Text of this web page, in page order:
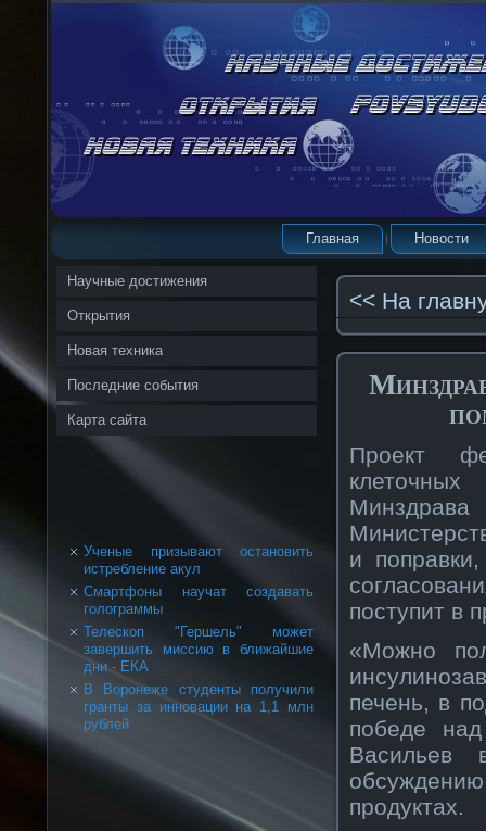
Главная Новости
Научные достижения
Открытия
Новая техника
Последние события
Карта сайта
Ученые призывают остановить
истребление акул
Смартфоны научат создавать
голограммы
Телескоп "Гершель" может
завершить миссию в ближайшие
дни - ЕКА
В Воронеже студенты получили
гранты за инновации на 1,1 млн
рублей
<< На
Проект
и
поступит в
«Можно
печень, в
победе
Васильев
продуктах.